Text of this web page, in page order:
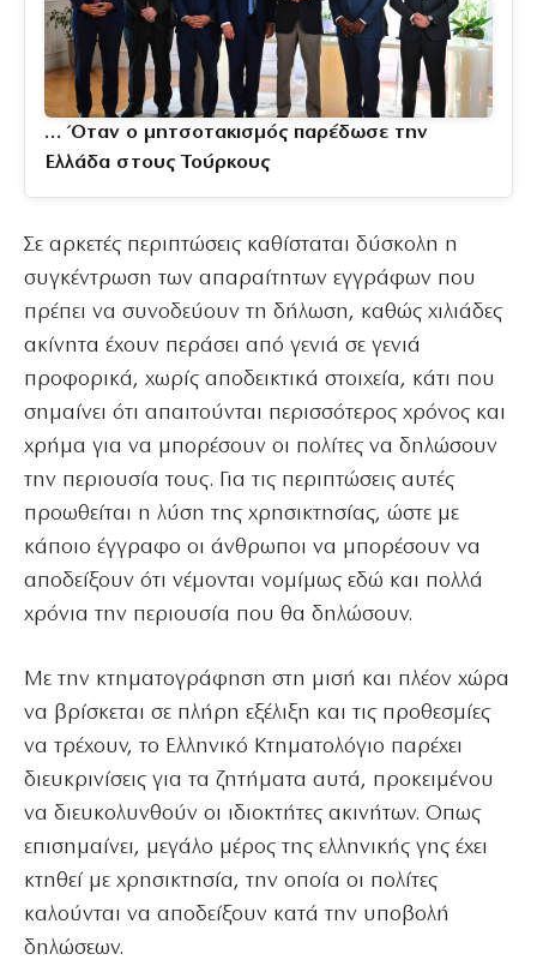
… Όταν ο μητσοτακισμός παρέδωσε την
Ελλάδα στους Τούρκους
Σε αρκετές περιπτώσεις καθίσταται δύσκολη η
συγκέντρωση των απαραίτητων εγγράφων που
πρέπει να συνοδεύουν τη δήλωση, καθώς χιλιάδες
ακίνητα έχουν περάσει από γενιά σε γενιά
προφορικά, χωρίς αποδεικτικά στοιχεία, κάτι που
σημαίνει ότι απαιτούνται περισσότερος χρόνος και
χρήμα για να μπορέσουν οι πολίτες να δηλώσουν
την περιουσία τους. Για τις περιπτώσεις αυτές
προωθείται η λύση της χρησικτησίας, ώστε με
κάποιο έγγραφο οι άνθρωποι να μπορέσουν να
αποδείξουν ότι νέμονται νομίμως εδώ και πολλά
χρόνια την περιουσία που θα δηλώσουν.
Με την κτηματογράφηση στη μισή και πλέον χώρα
να βρίσκεται σε πλήρη εξέλιξη και τις προθεσμίες
να τρέχουν, το Ελληνικό Κτηματολόγιο παρέχει
διευκρινίσεις για τα ζητήματα αυτά, προκειμένου
να διευκολυνθούν οι ιδιοκτήτες ακινήτων. Οπως
επισημαίνει, μεγάλο μέρος της ελληνικής γης έχει
κτηθεί με χρησικτησία, την οποία οι πολίτες
καλούνται να αποδείξουν κατά την υποβολή
δηλώσεων.